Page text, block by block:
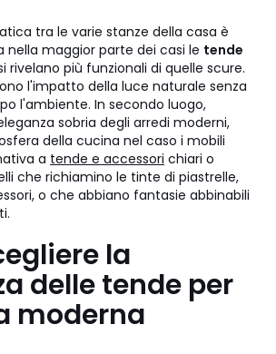
tra le varie stanze della casa è
maggior parte dei casi le tende
rivelano più funzionali di quelle scure.
l'impatto della luce naturale senza
l'ambiente. In secondo luogo,
sobria degli arredi moderni,
della cucina nel caso i mobili
a tende e accessori chiari o
che richiamino le tinte di piastrelle,
o che abbiano fantasie abbinabili
la
delle tende per
moderna